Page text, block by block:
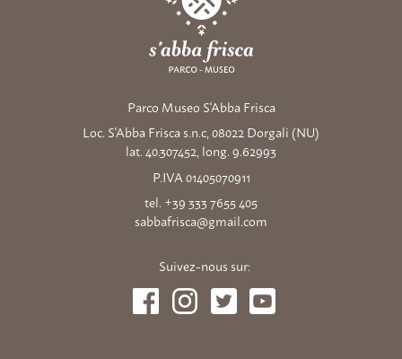
Parco Museo S'Abba Frisca
Loc. S'Abba Frisca s.n.c, 08022 Dorgali (NU)
lat. 40.307452, long. 9.62993
P.IVA 01405070911
tel. +39 333 7655 405
sabbafrisca@gmail.com
Suivez-nous sur: